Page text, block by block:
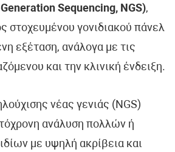
Sequencing, NGS),
στοχευμένου γονιδιακού πάνελ
εξέταση, ανάλογα με τις
και την κλινική ένδειξη.
νέας γενιάς (NGS)
ανάλυση πολλών ή
με υψηλή ακρίβεια και